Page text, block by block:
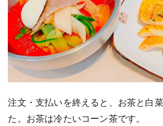
注文・支払いを終えると、お茶と白
た。お茶は冷たいコーン茶です。